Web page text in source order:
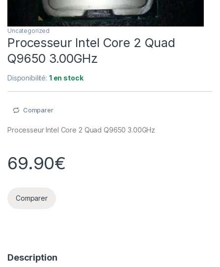
Uncategorized
Processeur Intel Core 2 Quad
Q9650 3.00GHz
Disponibilité: 1 en stock
Comparer
Processeur Intel Core 2 Quad Q9650 3.00GHz
69.90€
Comparer
Description